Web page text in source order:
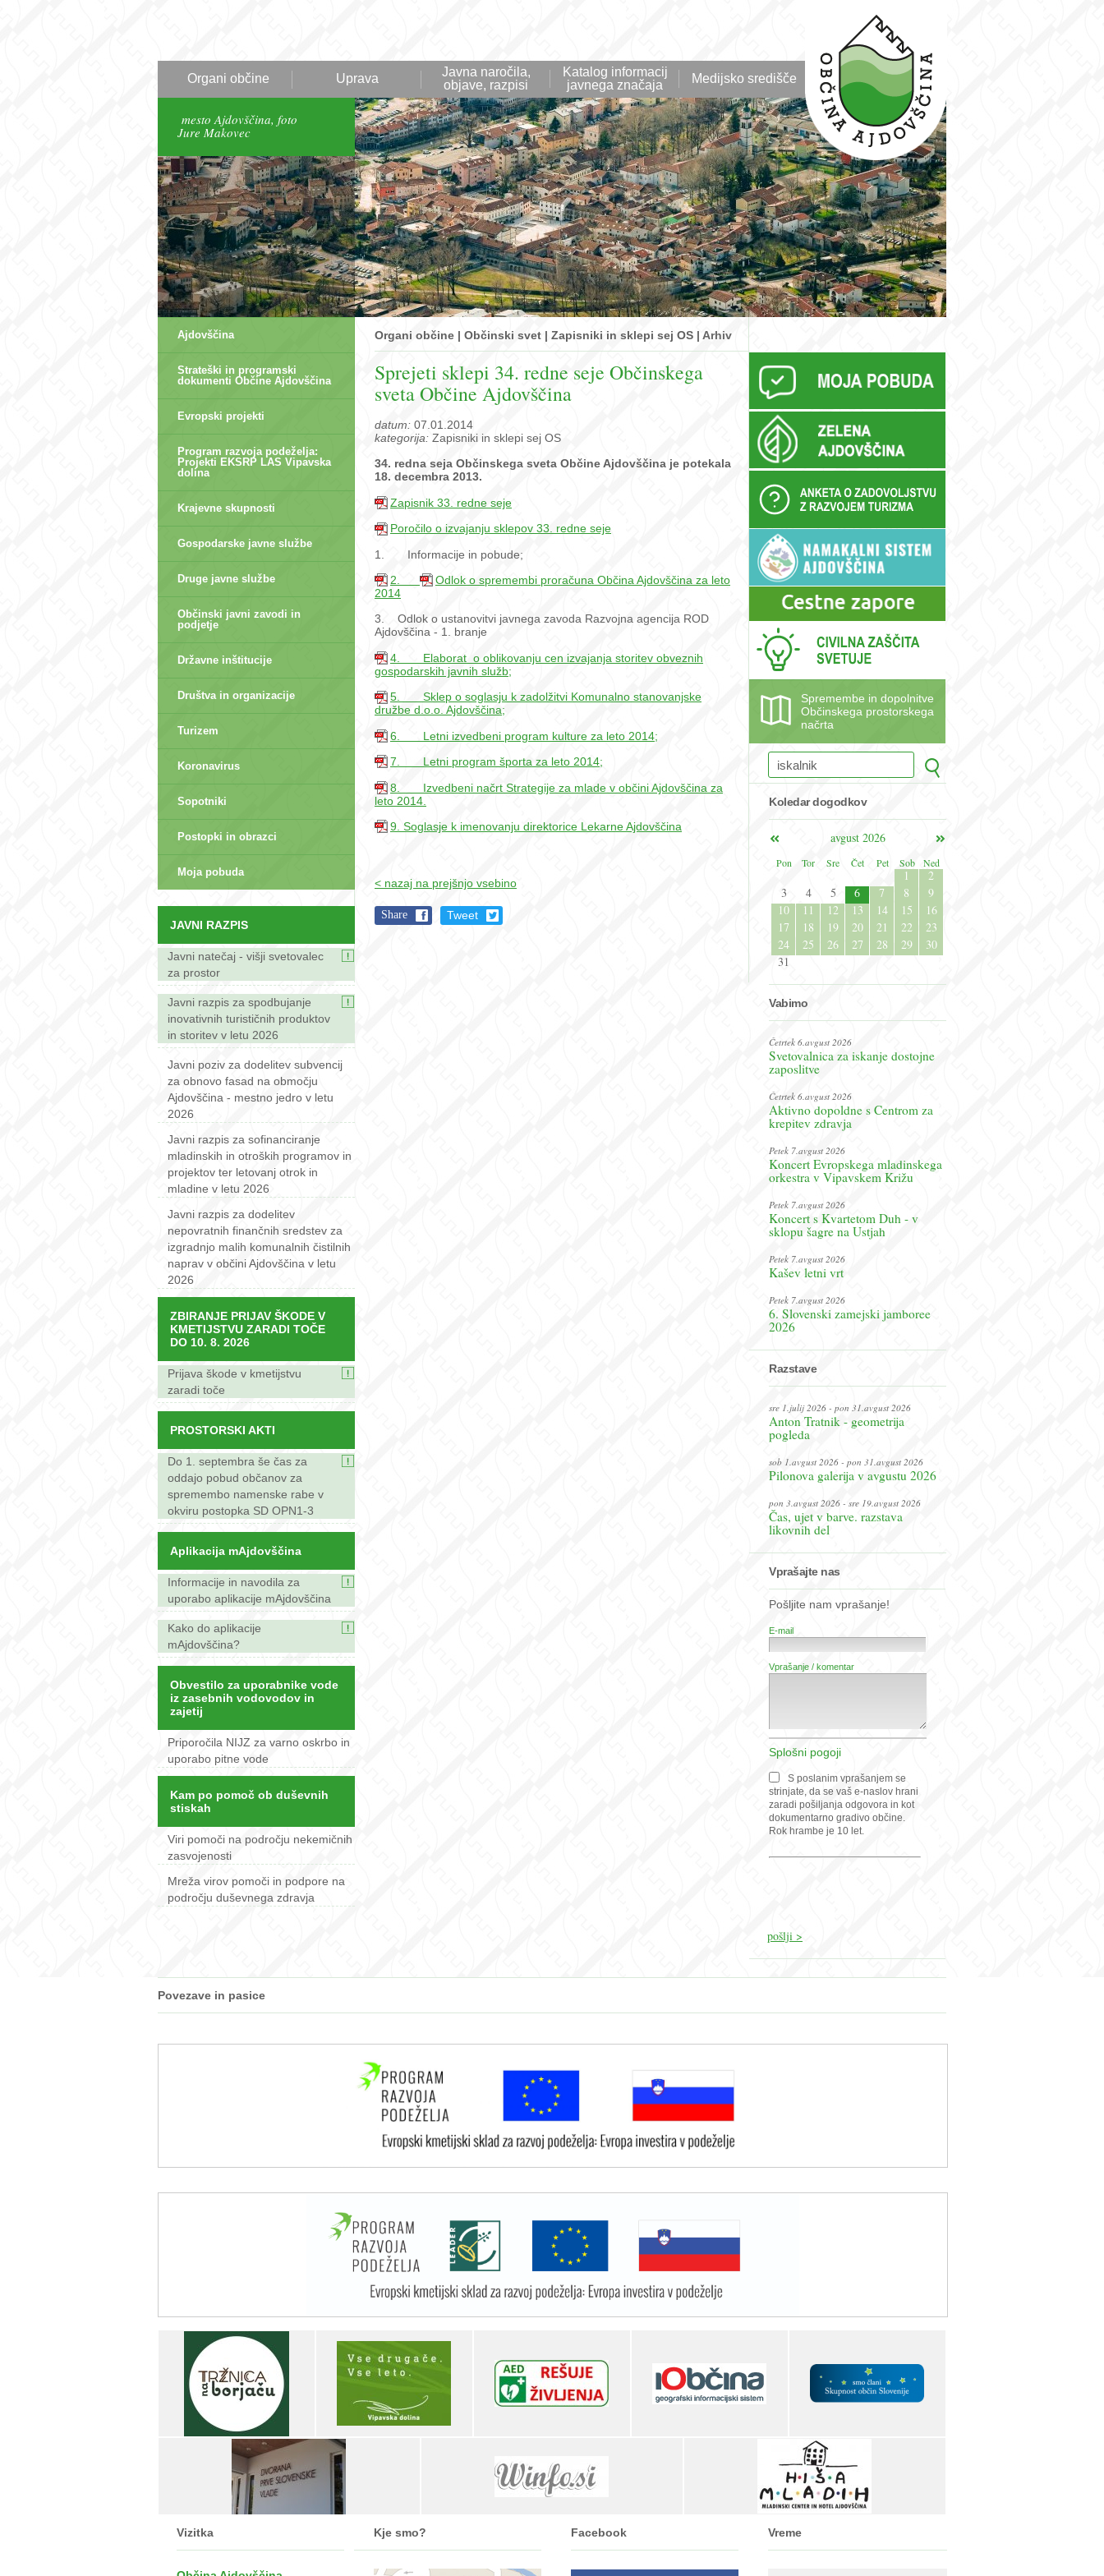
Organi občine Uprava
Javna naročila,
objave, razpisi
Katalog informacij
javnega značaja
Medijsko središče
mesto Ajdovščina, foto
Jure Makovec
Ajdovščina
Strateški in programski
dokumenti Občine Ajdovščina
Evropski projekti
Program razvoja podeželja:
Projekti EKSRP LAS Vipavska
dolina
Krajevne skupnosti
Gospodarske javne službe
Druge javne službe
Občinski javni zavodi in
podjetje
Državne inštitucije
Društva in organizacije
Turizem
Koronavirus
Sopotniki
Postopki in obrazci
Moja pobuda
JAVNI RAZPIS
Javni natečaj - višji svetovalec
za prostor
Javni razpis za spodbujanje
inovativnih turističnih produktov
in storitev v letu 2026
Javni poziv za dodelitev subvencij
za obnovo fasad na območju
Ajdovščina - mestno jedro v letu
2026
Javni razpis za sofinanciranje
mladinskih in otroških programov in
projektov ter letovanj otrok in
mladine v letu 2026
Javni razpis za dodelitev
nepovratnih finančnih sredstev za
izgradnjo malih komunalnih čistilnih
naprav v občini Ajdovščina v letu
2026
ZBIRANJE PRIJAV ŠKODE V
KMETIJSTVU ZARADI TOČE
DO 10. 8. 2026
Prijava škode v kmetijstvu
zaradi toče
PROSTORSKI AKTI
Do 1. septembra še čas za
oddajo pobud občanov za
spremembo namenske rabe v
okviru postopka SD OPN1-3
Aplikacija mAjdovščina
Informacije in navodila za
uporabo aplikacije mAjdovščina
Kako do aplikacije
mAjdovščina?
Obvestilo za uporabnike vode
iz zasebnih vodovodov in
zajetij
Priporočila NIJZ za varno oskrbo in
uporabo pitne vode
Kam po pomoč ob duševnih
stiskah
Viri pomoči na področju nekemičnih
zasvojenosti
Mreža virov pomoči in podpore na
področju duševnega zdravja
Organi občine | Občinski svet | Zapisniki in sklepi sej OS | Arhiv
Sprejeti sklepi 34. redne seje Občinskega
sveta Občine Ajdovščina
datum: 07.01.2014
kategorija: Zapisniki in sklepi sej OS
34. redna seja Občinskega sveta Občine Ajdovščina je potekala
18. decembra 2013.
Zapisnik 33. redne seje
Poročilo o izvajanju sklepov 33. redne seje
1. Informacije in pobude;
2.
Odlok o spremembi proračuna Občina Ajdovščina za leto
2014
3. Odlok o ustanovitvi javnega zavoda Razvojna agencija ROD
Ajdovščina - 1. branje
4. Elaborat o oblikovanju cen izvajanja storitev obveznih
gospodarskih javnih služb;
5. Sklep o soglasju k zadolžitvi Komunalno stanovanjske
družbe d.o.o. Ajdovščina;
6. Letni izvedbeni program kulture za leto 2014;
7. Letni program športa za leto 2014;
8. Izvedbeni načrt Strategije za mlade v občini Ajdovščina za
leto 2014.
9. Soglasje k imenovanju direktorice Lekarne Ajdovščina
< nazaj na prejšnjo vsebino
Share Tweet
Spremembe in dopolnitve
Občinskega prostorskega
načrta
Koledar dogodkov
avgust 2026
Pon
Tor Sre Čet Pet Sob Ned
1
2
3
4 5 6 7 8
9
10
11 12 13 14 15
16
17
18 19 20 21 22
23
24
25 26 27 28 29
30
31
Vabimo
Četrtek 6.avgust 2026
Svetovalnica za iskanje dostojne
zaposlitve
Četrtek 6.avgust 2026
Aktivno dopoldne s Centrom za
krepitev zdravja
Petek 7.avgust 2026
Koncert Evropskega mladinskega
orkestra v Vipavskem Križu
Petek 7.avgust 2026
Koncert s Kvartetom Duh - v
sklopu šagre na Ustjah
Petek 7.avgust 2026
Kašev letni vrt
Petek 7.avgust 2026
6. Slovenski zamejski jamboree
2026
Razstave
sre 1.julij 2026 - pon 31.avgust 2026
Anton Tratnik - geometrija
pogleda
sob 1.avgust 2026 - pon 31.avgust 2026
Pilonova galerija v avgustu 2026
pon 3.avgust 2026 - sre 19.avgust 2026
Čas, ujet v barve. razstava
likovnih del
Vprašajte nas
Pošljite nam vprašanje!
E-mail
Vprašanje / komentar
Splošni pogoji
S poslanim vprašanjem se
strinjate, da se vaš e-naslov hrani
zaradi pošiljanja odgovora in kot
dokumentarno gradivo občine.
Rok hrambe je 10 let.
Povezave in pasice
Vizitka Kje smo? Facebook Vreme